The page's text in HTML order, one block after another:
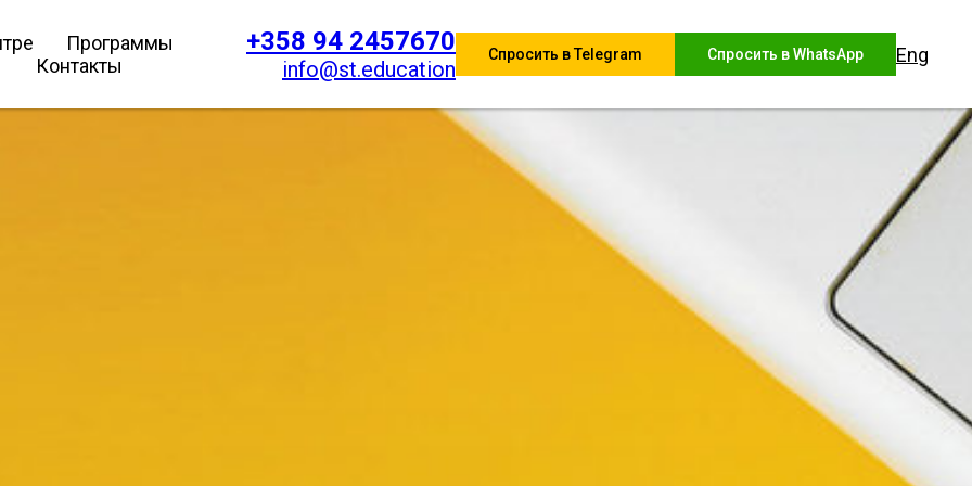
Программы
Контакты
+358 94 2457670
info@st.education
Спросить в Telegram Спросить в WhatsApp Eng